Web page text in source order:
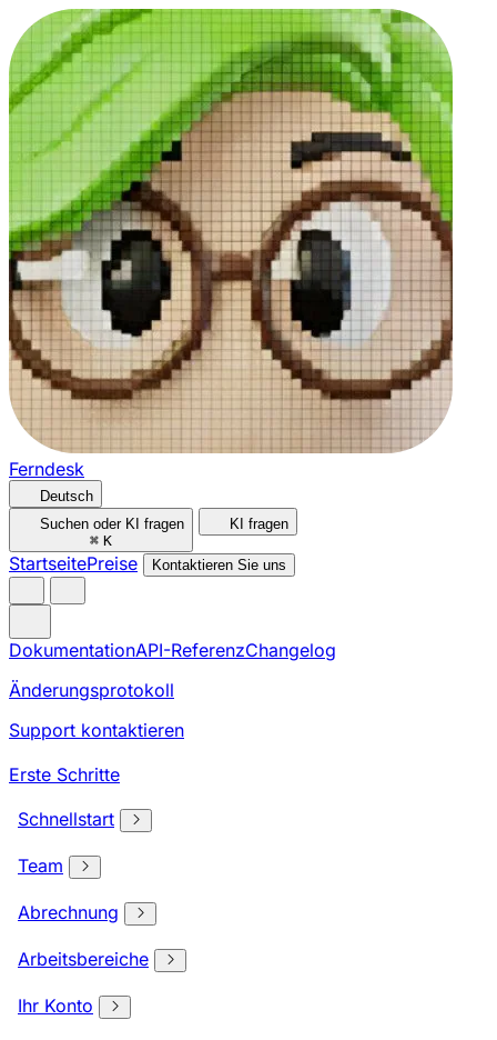
Ferndesk
Deutsch
Suchen oder KI fragen
⌘ K
KI fragen
StartseitePreise Kontaktieren Sie uns
DokumentationAPI-ReferenzChangelog
Änderungsprotokoll
Support kontaktieren
Erste Schritte
Schnellstart
Team
Abrechnung
Arbeitsbereiche
Ihr Konto